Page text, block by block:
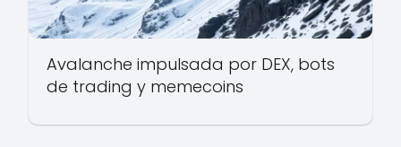
Avalanche impulsada por DEX, bots
de trading y memecoins